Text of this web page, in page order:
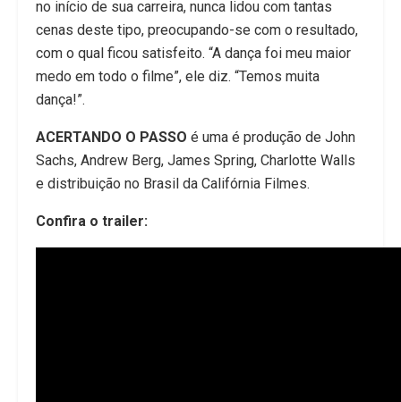
no início de sua carreira, nunca lidou com tantas
cenas deste tipo, preocupando-se com o resultado,
com o qual ficou satisfeito. “A dança foi meu maior
medo em todo o filme”, ele diz. “Temos muita
dança!”.
ACERTANDO O PASSO é uma é produção de John
Sachs, Andrew Berg, James Spring, Charlotte Walls
e distribuição no Brasil da Califórnia Filmes.
Confira o trailer: